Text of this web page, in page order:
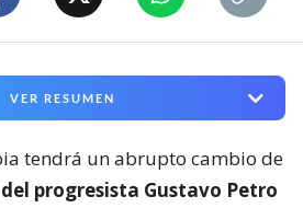
VER RESUMEN
tendrá un abrupto cambio de
progresista Gustavo Petro